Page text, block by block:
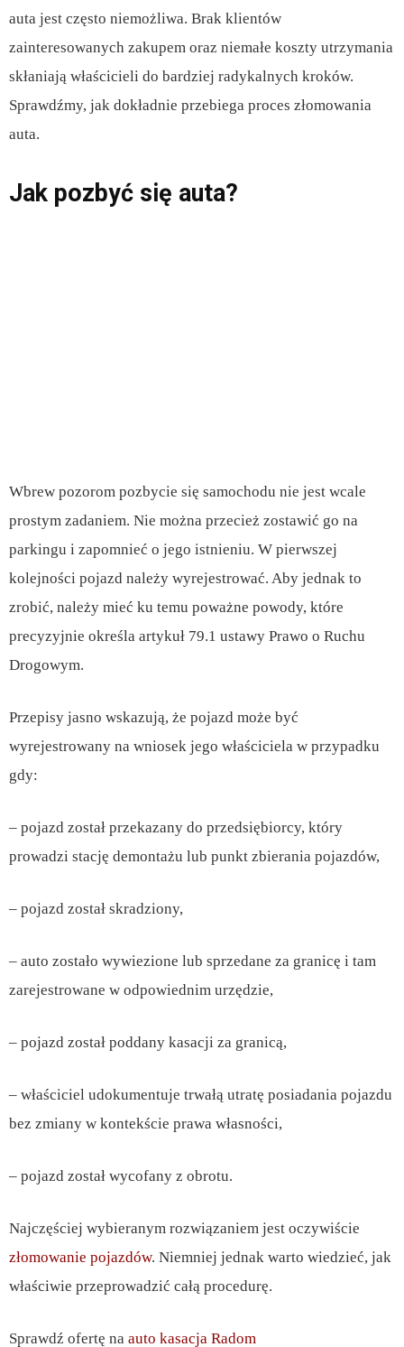
auta jest często niemożliwa. Brak klientów
zainteresowanych zakupem oraz niemałe koszty utrzymania
skłaniają właścicieli do bardziej radykalnych kroków.
Sprawdźmy, jak dokładnie przebiega proces złomowania
auta.
Jak pozbyć się auta?
Wbrew pozorom pozbycie się samochodu nie jest wcale
prostym zadaniem. Nie można przecież zostawić go na
parkingu i zapomnieć o jego istnieniu. W pierwszej
kolejności pojazd należy wyrejestrować. Aby jednak to
zrobić, należy mieć ku temu poważne powody, które
precyzyjnie określa artykuł 79.1 ustawy Prawo o Ruchu
Drogowym.
Przepisy jasno wskazują, że pojazd może być
wyrejestrowany na wniosek jego właściciela w przypadku
gdy:
– pojazd został przekazany do przedsiębiorcy, który
prowadzi stację demontażu lub punkt zbierania pojazdów,
– pojazd został skradziony,
– auto zostało wywiezione lub sprzedane za granicę i tam
zarejestrowane w odpowiednim urzędzie,
– pojazd został poddany kasacji za granicą,
– właściciel udokumentuje trwałą utratę posiadania pojazdu
bez zmiany w kontekście prawa własności,
– pojazd został wycofany z obrotu.
Najczęściej wybieranym rozwiązaniem jest oczywiście
złomowanie pojazdów. Niemniej jednak warto wiedzieć, jak
właściwie przeprowadzić całą procedurę.
Sprawdź ofertę na auto kasacja Radom